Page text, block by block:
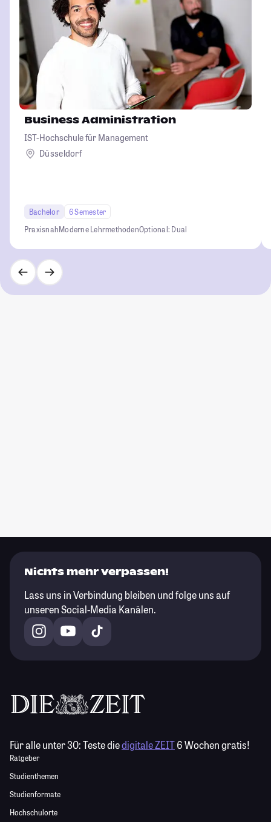
Business Administration
IST-Hochschule für Management
Düsseldorf
Bachelor
6 Semester
PraxisnahModerne LehrmethodenOptional: Dual
Nichts mehr verpassen!
Lass uns in Verbindung bleiben und folge uns auf
unseren Social-Media Kanälen.
Für alle unter 30:Teste diedigitale ZEIT6 Wochen gratis!
Ratgeber
Studienthemen
Studienformate
Hochschulorte